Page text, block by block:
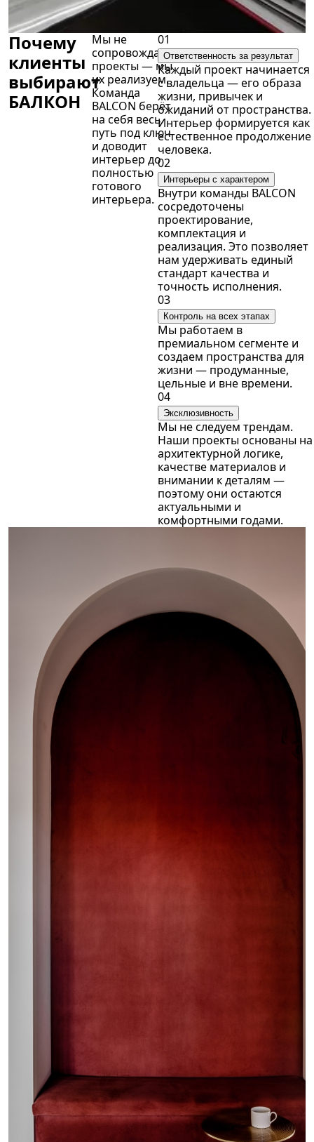
Почему
клиенты
выбирают
БАЛКОН
Мы не
сопровождаем
проекты — мы
их реализуем.
Команда
BALCON берёт
на себя весь
путь под ключ
и доводит
интерьер до
полностью
готового
интерьера.
01
Ответственность за результат
Каждый проект начинается
с владельца — его образа
жизни, привычек и
ожиданий от пространства.
Интерьер формируется как
естественное продолжение
человека.
02
Интерьеры с характером
Внутри команды BALCON
сосредоточены
проектирование,
комплектация и
реализация. Это позволяет
нам удерживать единый
стандарт качества и
точность исполнения.
03
Контроль на всех этапах
Мы работаем в
премиальном сегменте и
создаем пространства для
жизни — продуманные,
цельные и вне времени.
04
Эксклюзивность
Мы не следуем трендам.
Наши проекты основаны на
архитектурной логике,
качестве материалов и
внимании к деталям —
поэтому они остаются
актуальными и
комфортными годами.